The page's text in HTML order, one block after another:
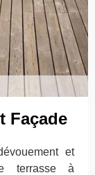
Façade
et
terrasse à